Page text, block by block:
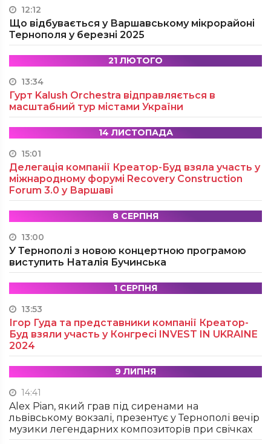
12:12
Що відбувається у Варшавському мікрорайоні
Тернополя у березні 2025
21 ЛЮТОГО
13:34
Гурт Kalush Orchestra відправляється в
масштабний тур містами України
14 ЛИСТОПАДА
15:01
Делегація компанії Креатор-Буд взяла участь у
міжнародному форумі Recovery Construction
Forum 3.0 у Варшаві
8 СЕРПНЯ
13:00
У Тернополі з новою концертною програмою
виступить Наталія Бучинська
1 СЕРПНЯ
13:53
Ігор Гуда та представники компанії Креатор-
Буд взяли участь у Конгресі INVEST IN UKRAINE
2024
9 ЛИПНЯ
14:41
Alex Pian, який грав під сиренами на
львівському вокзалі, презентує у Тернополі вечір
музики легендарних композиторів при свічках